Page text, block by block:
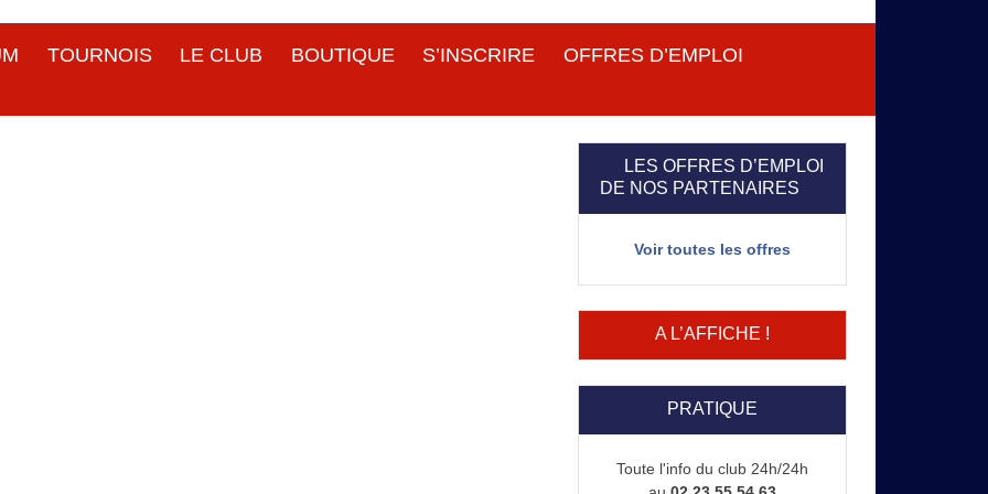
TOURNOIS LE CLUB BOUTIQUE S’INSCRIRE OFFRES D’EMPLOI
LES OFFRES D’EMPLOI
DE NOS PARTENAIRES
Voir toutes les offres
A L’AFFICHE !
PRATIQUE
Toute l'info du club 24h/24h